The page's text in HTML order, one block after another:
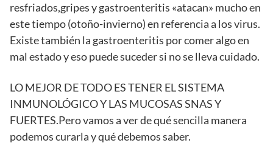
resfriados,gripes y gastroenteritis «atacan» mucho en
este tiempo (otoño-invierno) en referencia a los virus.
Existe también la gastroenteritis por comer algo en
mal estado y eso puede suceder si no se lleva cuidado.
LO MEJOR DE TODO ES TENER EL SISTEMA
INMUNOLÓGICO Y LAS MUCOSAS SNAS Y
FUERTES.Pero vamos a ver de qué sencilla manera
podemos curarla y qué debemos saber.